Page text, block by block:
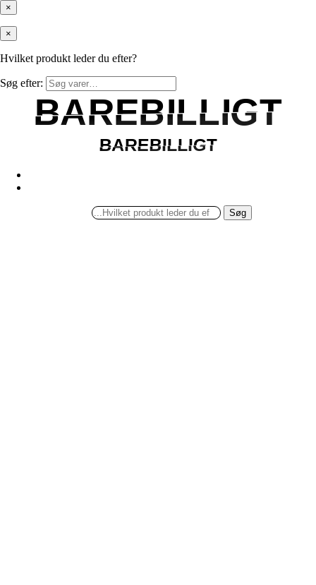
×
×
Hvilket produkt leder du efter?
Søg efter:
BAREBILLIGT
BAREBILLIGT
BAREBILLIGT
BAREBILLIGT
Søg